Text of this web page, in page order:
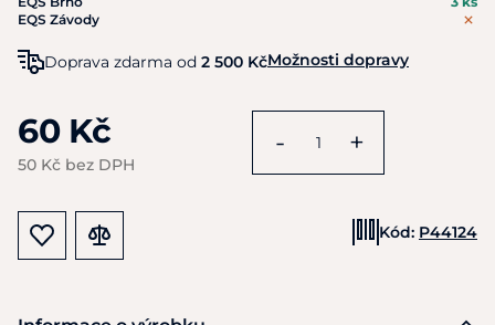
EQS Závody
Doprava zdarma od 2 500 KčMožnosti dopravy
60 Kč
50 Kč bez DPH
- +
Kód: P44124